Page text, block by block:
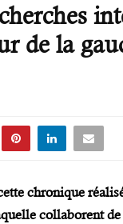
de la
chronique
collaborent